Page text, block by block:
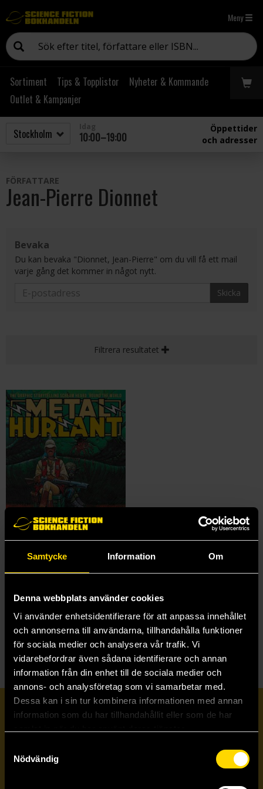
Samtycke Information Om
Denna webbplats använder cookies
Vi använder enhetsidentifierare för att anpassa innehållet
och annonserna till användarna, tillhandahålla funktioner
för sociala medier och analysera vår trafik. Vi
vidarebefordrar även sådana identifierare och annan
information från din enhet till de sociala medier och
annons- och analysföretag som vi samarbetar med.
Dessa kan i sin tur kombinera informationen med annan
information som du har tillhandahållit eller som de har
Nödvändig
Meny
Sortiment Tips & Topplistor
Nyheter & Kommande
Outlet & Kampanjer
10:00–19:00
Öppettider
och adresser
FÖRFATTARE
Jean-Pierre Dionnet
Bevaka
Du kan bevaka "Dionnet, Jean-Pierre" om du vill få ett mail
varje gång det kommer in något nytt.
Skicka
Filtrera resultatet
Metal Hurlant - US Edition : Old Dreams, Young Visions
Philippe Druillet
Längre leveranstid
Prenumerera på vårt nyhetsbrev
Skicka